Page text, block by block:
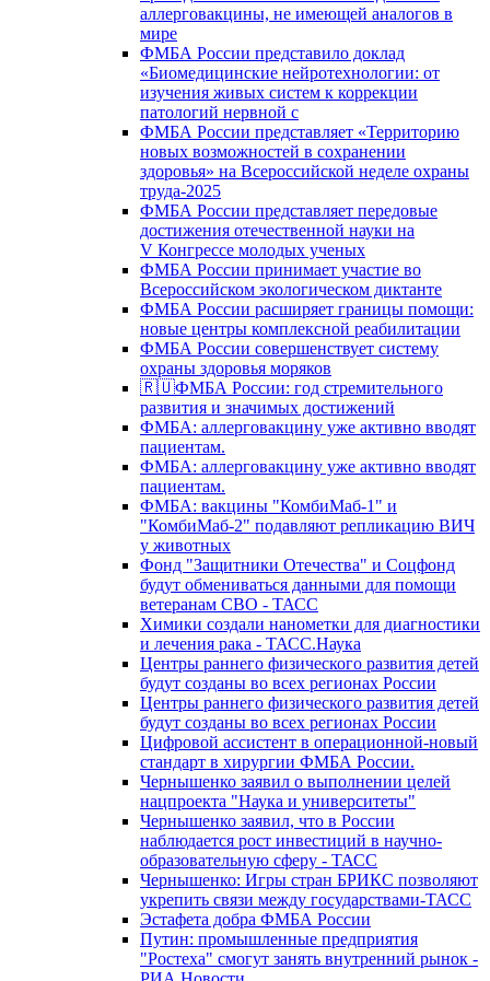
аллерговакцины, не имеющей аналогов в
мире
ФМБА России представило доклад
«Биомедицинские нейротехнологии: от
изучения живых систем к коррекции
патологий нервной с
ФМБА России представляет «Территорию
новых возможностей в сохранении
здоровья» на Всероссийской неделе охраны
труда-2025
ФМБА России представляет передовые
достижения отечественной науки на
V Конгрессе молодых ученых
ФМБА России принимает участие во
Всероссийском экологическом диктанте
ФМБА России расширяет границы помощи:
новые центры комплексной реабилитации
ФМБА России совершенствует систему
охраны здоровья моряков
🇷🇺ФМБА России: год стремительного
развития и значимых достижений
ФМБА: аллерговакцину уже активно вводят
пациентам.
ФМБА: аллерговакцину уже активно вводят
пациентам.
ФМБА: вакцины "КомбиМаб-1" и
"КомбиМаб-2" подавляют репликацию ВИЧ
у животных
Фонд "Защитники Отечества" и Соцфонд
будут обмениваться данными для помощи
ветеранам СВО - ТАСС
Химики создали нанометки для диагностики
и лечения рака - ТАСС.Наука
Центры раннего физического развития детей
будут созданы во всех регионах России
Центры раннего физического развития детей
будут созданы во всех регионах России
Цифровой ассистент в операционной-новый
стандарт в хирургии ФМБА России.
Чернышенко заявил о выполнении целей
нацпроекта "Наука и университеты"
Чернышенко заявил, что в России
наблюдается рост инвестиций в научно-
образовательную сферу - ТАСС
Чернышенко: Игры стран БРИКС позволяют
укрепить связи между государствами-ТАСС
Эстафета добра ФМБА России
Путин: промышленные предприятия
"Ростеха" смогут занять внутренний рынок -